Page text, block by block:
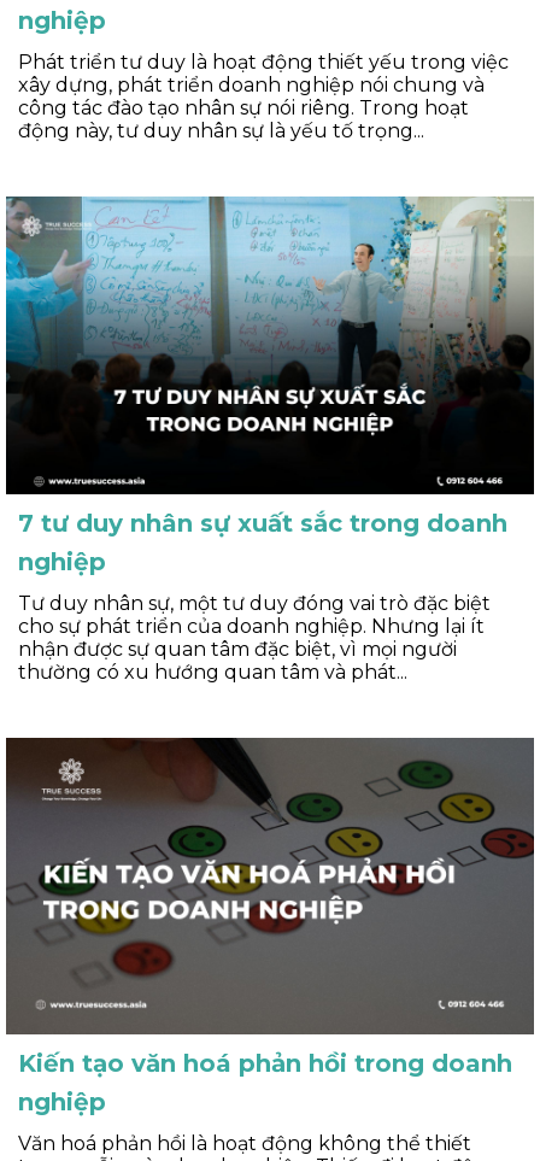
nghiệp
Phát triển tư duy là hoạt động thiết yếu trong việc
xây dựng, phát triển doanh nghiệp nói chung và
công tác đào tạo nhân sự nói riêng. Trong hoạt
động này, tư duy nhân sự là yếu tố trọng...
7 tư duy nhân sự xuất sắc trong doanh
nghiệp
Tư duy nhân sự, một tư duy đóng vai trò đặc biệt
cho sự phát triển của doanh nghiệp. Nhưng lại ít
nhận được sự quan tâm đặc biệt, vì mọi người
thường có xu hướng quan tâm và phát...
Kiến tạo văn hoá phản hồi trong doanh
nghiệp
Văn hoá phản hồi là hoạt động không thể thiết